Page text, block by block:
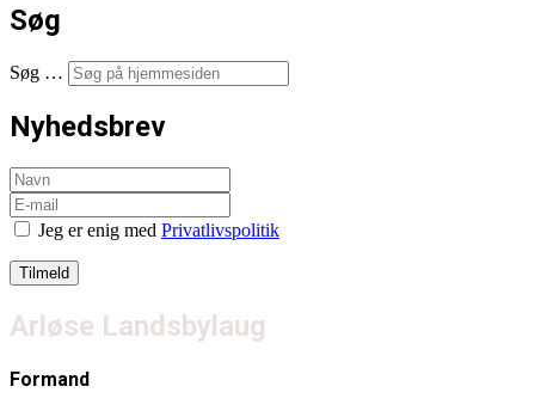
Søg
Søg …
Nyhedsbrev
Jeg er enig med Privatlivspolitik
Arløse Landsbylaug
Formand